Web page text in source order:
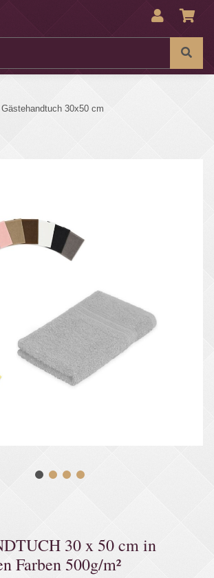
Gästehandtuch 30x50 cm
30 x 50 cm in
Farben 500g/m²